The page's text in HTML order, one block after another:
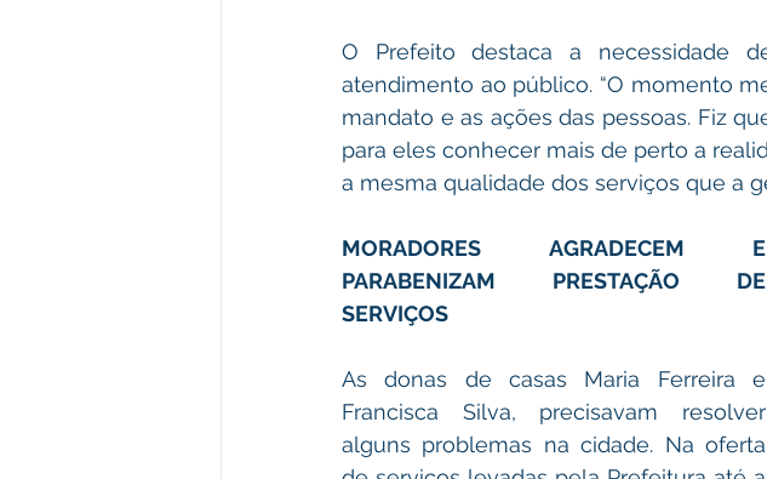
O Prefeito destaca a necessidade
atendimento ao público. “O momento
mandato e as ações das pessoas. Fiz
para eles conhecer mais de perto a
a mesma qualidade dos serviços que a
MORADORES AGRADECEM E
PARABENIZAM PRESTAÇÃO DE
SERVIÇOS
As donas de casas Maria Ferreira e
Francisca Silva, precisavam resolver
alguns problemas na cidade. Na oferta